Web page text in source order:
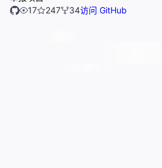
17
247 34访问 GitHub